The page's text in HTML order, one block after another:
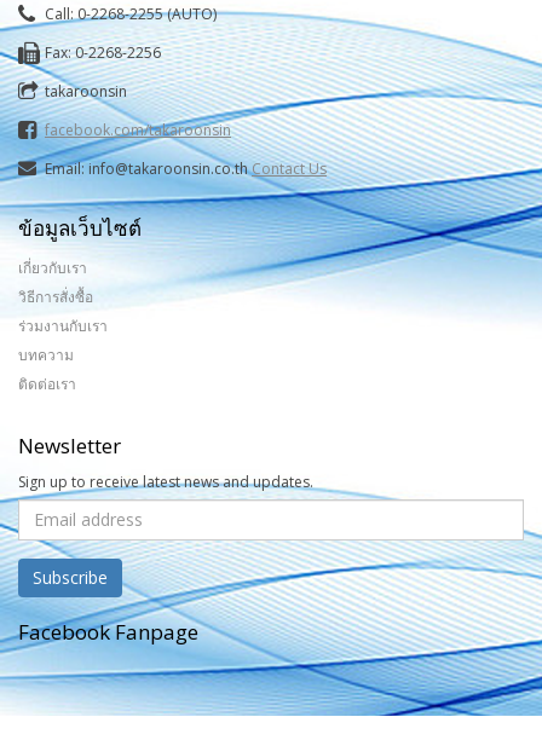
Call: 0-2268-2255 (AUTO)
Fax: 0-2268-2256
takaroonsin
facebook.com/takaroonsin
Email: info@takaroonsin.co.thContact Us
ข้อมูลเว็บไซต์
เกี่ยวกับเรา
วิธีการสั่งซื้อ
ร่วมงานกับเรา
บทความ
ติดต่อเรา
Newsletter
Sign up to receive latest news and updates.
Facebook Fanpage